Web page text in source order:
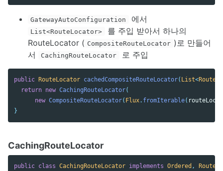
GatewayAutoConfiguration 에서
List<RouteLocator>
를 주입 받아서 하나의
RouteLocator ( CompositeRouteLocator )로 만들어
서
CachingRouteLocator 로 주입
public RouteLocator cachedCompositeRouteLocator( List<
return new CachingRouteLocator(
new CompositeRouteLocator( Flux. fromIterable(
}
CachingRouteLocator
public class CachingRouteLocator implements Ordered ,